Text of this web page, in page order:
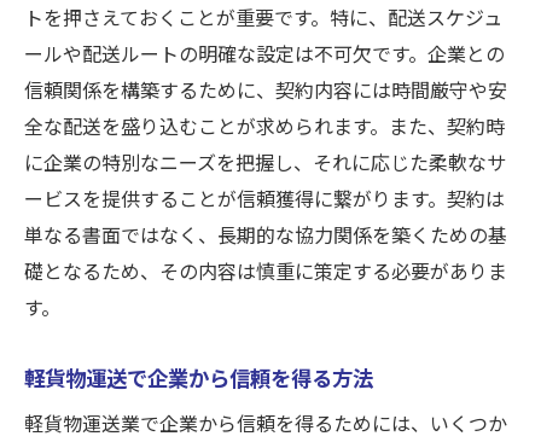
トを押さえておくことが重要です。特に、配送スケジュ
ールや配送ルートの明確な設定は不可欠です。企業との
信頼関係を構築するために、契約内容には時間厳守や安
全な配送を盛り込むことが求められます。また、契約時
に企業の特別なニーズを把握し、それに応じた柔軟なサ
ービスを提供することが信頼獲得に繋がります。契約は
単なる書面ではなく、長期的な協力関係を築くための基
礎となるため、その内容は慎重に策定する必要がありま
す。
軽貨物運送で企業から信頼を得る方法
軽貨物運送業で企業から信頼を得るためには、いくつか